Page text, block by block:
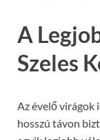
A
Szeles
Az évelő virágok
hosszú távon